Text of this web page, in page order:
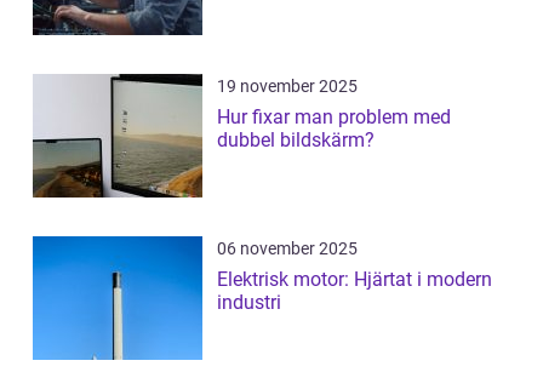
19 november 2025
Hur fixar man problem med
dubbel bildskärm?
06 november 2025
Elektrisk motor: Hjärtat i modern
industri